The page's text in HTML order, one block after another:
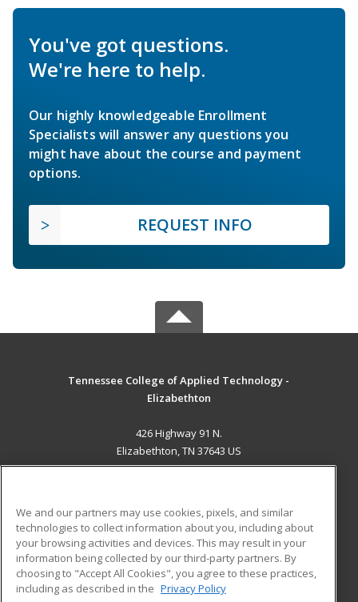
You've got questions.
We're here to help.
Our highly knowledgeable Enrollment
Specialists will answer any questions you
might have about the course and payment
options.
REQUEST INFO
Tennessee College of Applied Technology -
Elizabethton
426 Highway 91 N.
Elizabethton, TN 37643 US
ADDITIONAL RESOURCES
Military
Financial Assistance
Help
Student Blog
We and our partners may use cookies, pixels, and similar
technologies to collect information about you, including about
your browsing activities and devices. This may result in your
information being collected by our third-party partners. By
choosing to "Accept All Cookies", you agree to these practices,
including as described in the Privacy Policy